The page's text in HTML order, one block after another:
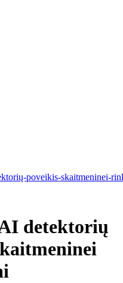
poveikis-skaitmeninei-
detektorių